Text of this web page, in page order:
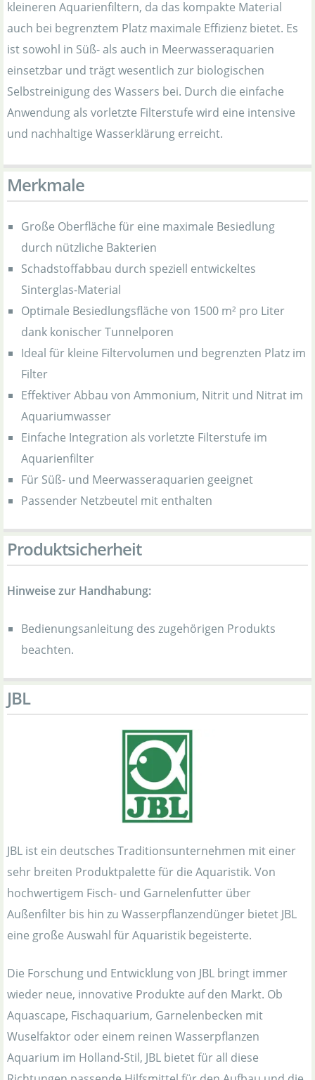
kleineren Aquarienfiltern, da das kompakte Material
auch bei begrenztem Platz maximale Effizienz bietet. Es
ist sowohl in Süß- als auch in Meerwasseraquarien
einsetzbar und trägt wesentlich zur biologischen
Selbstreinigung des Wassers bei. Durch die einfache
Anwendung als vorletzte Filterstufe wird eine intensive
und nachhaltige Wasserklärung erreicht.
Merkmale
Große Oberfläche für eine maximale Besiedlung
durch nützliche Bakterien
Schadstoffabbau durch speziell entwickeltes
Sinterglas-Material
Optimale Besiedlungsfläche von 1500 m² pro Liter
dank konischer Tunnelporen
Ideal für kleine Filtervolumen und begrenzten Platz im
Filter
Effektiver Abbau von Ammonium, Nitrit und Nitrat im
Aquariumwasser
Einfache Integration als vorletzte Filterstufe im
Aquarienfilter
Für Süß- und Meerwasseraquarien geeignet
Passender Netzbeutel mit enthalten
Produktsicherheit
Hinweise zur Handhabung:
Bedienungsanleitung des zugehörigen Produkts
beachten.
JBL
JBL ist ein deutsches Traditionsunternehmen mit einer
sehr breiten Produktpalette für die Aquaristik. Von
hochwertigem Fisch- und Garnelenfutter über
Außenfilter bis hin zu Wasserpflanzendünger bietet JBL
eine große Auswahl für Aquaristik begeisterte.
Die Forschung und Entwicklung von JBL bringt immer
wieder neue, innovative Produkte auf den Markt. Ob
Aquascape, Fischaquarium, Garnelenbecken mit
Wuselfaktor oder einem reinen Wasserpflanzen
Aquarium im Holland-Stil, JBL bietet für all diese